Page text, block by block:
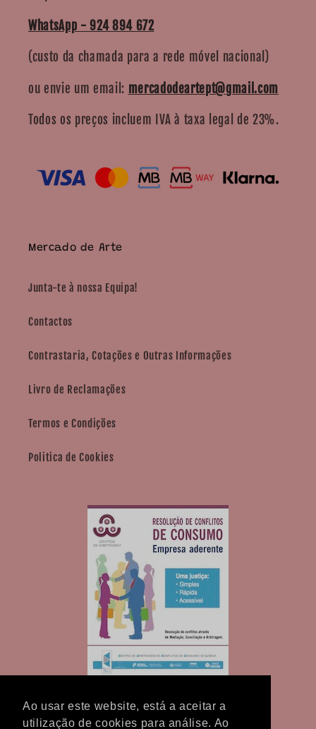
Ao usar este website, está a aceitar a
utilização de cookies para análise. Ao
WhatsApp - 924 894 672
(custo da chamada para a rede móvel nacional)
ou envie um email: mercadodeartept@gmail.com
Todos os preços incluem IVA à taxa legal de 23%.
Mercado de Arte
Junta-te à nossa Equipa!
Contactos
Contrastaria, Cotações e Outras Informações
Livro de Reclamações
Termos e Condições
Politica de Cookies